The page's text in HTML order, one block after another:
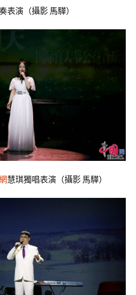
表演（攝影 馬驊）
慧琪獨唱表演（攝影 馬驊）